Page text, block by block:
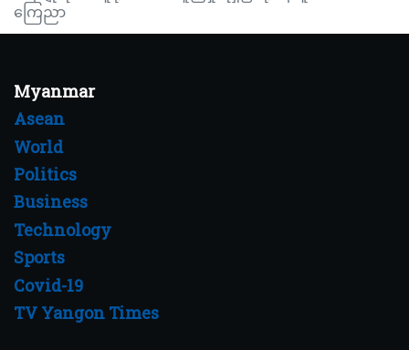
ကြေညာ
Myanmar
Asean
World
Politics
Business
Technology
Sports
Covid-19
TV Yangon Times